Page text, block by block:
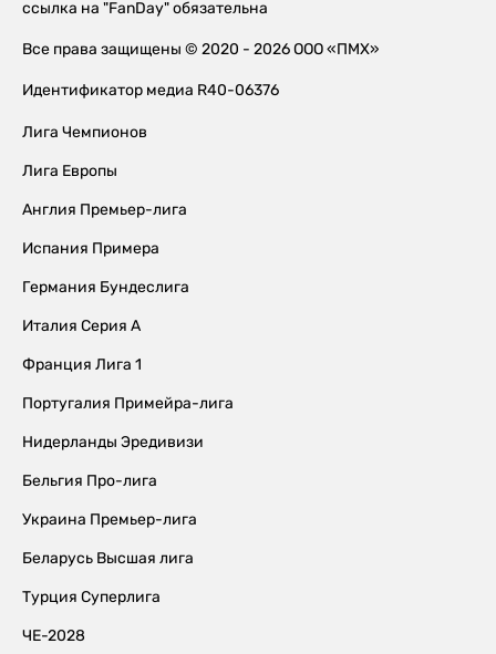
ссылка на "FanDay" обязательна
Все права защищены © 2020 - 2026 ООО «ПМХ»
Идентификатор медиа R40-06376
Лига Чемпионов
Лига Европы
Англия Премьер-лига
Испания Примера
Германия Бундеслига
Италия Серия А
Франция Лига 1
Португалия Примейра-лига
Нидерланды Эредивизи
Бельгия Про-лига
Украина Премьер-лига
Беларусь Высшая лига
Турция Суперлига
ЧЕ-2028